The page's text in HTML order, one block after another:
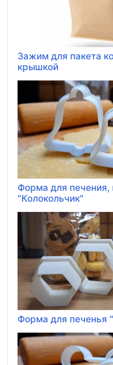
Зажим для пакета
крышкой
Форма для печения,
"Колокольчик"
Форма для печенья